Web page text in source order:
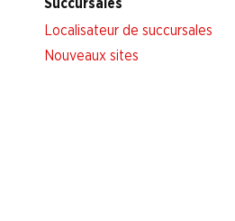
Succursales
Localisateur de succursales
Nouveaux sites